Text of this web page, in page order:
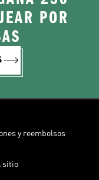
POR
y reembolsos
sitio